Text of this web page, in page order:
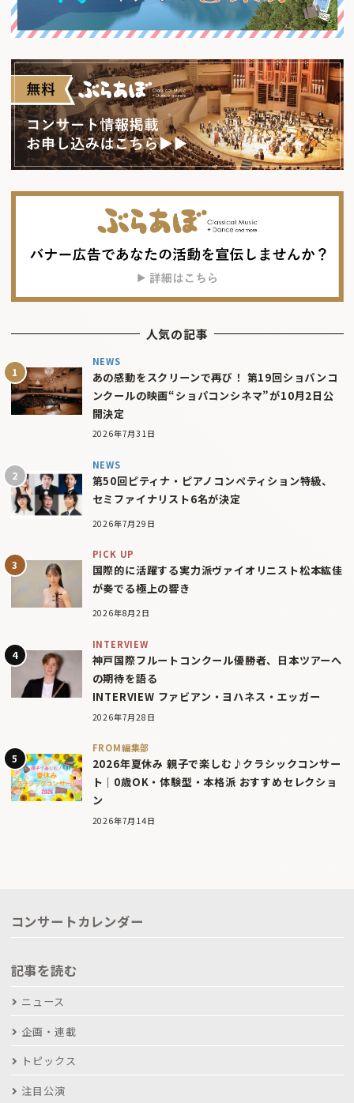
人気の記事
NEWS
あの感動をスクリーンで再び！ 第19回ショパンコ
ンクールの映画“ショパコンシネマ”が10月2日公
開決定
2026年7月31日
NEWS
第50回ピティナ・ピアノコンペティション特級、
セミファイナリスト6名が決定
2026年7月29日
PICK UP
国際的に活躍する実力派ヴァイオリニスト松本紘佳
が奏でる極上の響き
2026年8月2日
INTERVIEW
神戸国際フルートコンクール優勝者、日本ツアーへ
の期待を語る
INTERVIEW ファビアン・ヨハネス・エッガー
2026年7月28日
FROM編集部
2026年夏休み 親子で楽しむ♪クラシックコンサー
ト｜0歳OK・体験型・本格派 おすすめセレクショ
ン
2026年7月14日
コンサートカレンダー
記事を読む
ニュース
企画・連載
トピックス
注目公演